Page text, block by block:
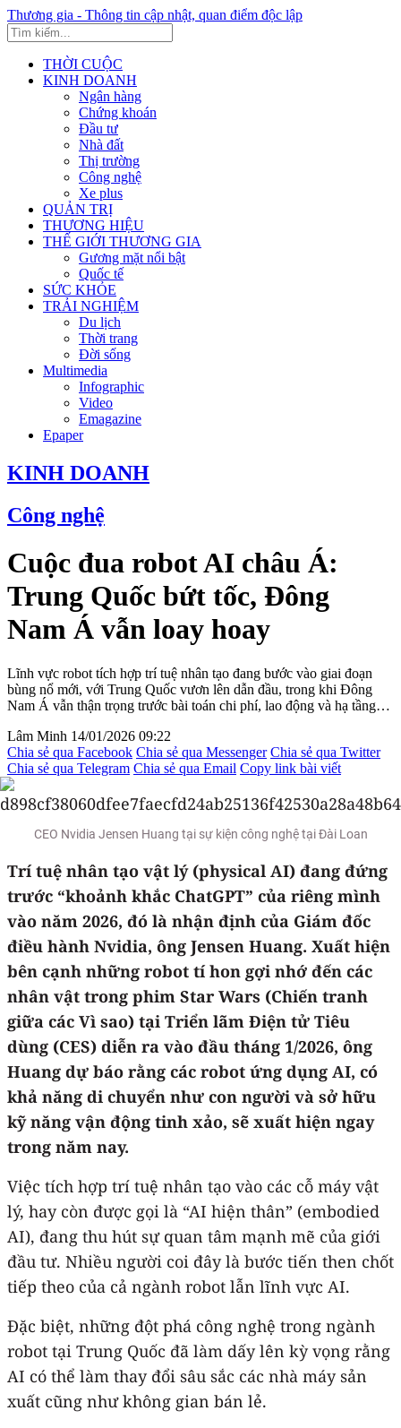
Thương gia - Thông tin cập nhật, quan điểm độc lập
THỜI CUỘC
KINH DOANH
Ngân hàng
Chứng khoán
Đầu tư
Nhà đất
Thị trường
Công nghệ
Xe plus
QUẢN TRỊ
THƯƠNG HIỆU
THẾ GIỚI THƯƠNG GIA
Gương mặt nổi bật
Quốc tế
SỨC KHỎE
TRẢI NGHIỆM
Du lịch
Thời trang
Đời sống
Multimedia
Infographic
Video
Emagazine
Epaper
KINH DOANH
Công nghệ
Cuộc đua robot AI châu Á:
Trung Quốc bứt tốc, Đông
Nam Á vẫn loay hoay
Lĩnh vực robot tích hợp trí tuệ nhân tạo đang bước vào giai đoạn
bùng nổ mới, với Trung Quốc vươn lên dẫn đầu, trong khi Đông
Nam Á vẫn thận trọng trước bài toán chi phí, lao động và hạ tầng…
Lâm Minh 14/01/2026 09:22
Chia sẻ qua Facebook Chia sẻ qua Messenger Chia sẻ qua Twitter
Chia sẻ qua Telegram Chia sẻ qua Email Copy link bài viết
CEO Nvidia Jensen Huang tại sự kiện công nghệ tại Đài Loan
Trí tuệ nhân tạo vật lý (physical AI) đang đứng
trước “khoảnh khắc ChatGPT” của riêng mình
vào năm 2026, đó là nhận định của Giám đốc
điều hành Nvidia, ông Jensen Huang. Xuất hiện
bên cạnh những robot tí hon gợi nhớ đến các
nhân vật trong phim Star Wars (Chiến tranh
giữa các Vì sao) tại Triển lãm Điện tử Tiêu
dùng (CES) diễn ra vào đầu tháng 1/2026, ông
Huang dự báo rằng các robot ứng dụng AI, có
khả năng di chuyển như con người và sở hữu
kỹ năng vận động tinh xảo, sẽ xuất hiện ngay
trong năm nay.
Việc tích hợp trí tuệ nhân tạo vào các cỗ máy vật
lý, hay còn được gọi là “AI hiện thân” (embodied
AI), đang thu hút sự quan tâm mạnh mẽ của giới
đầu tư. Nhiều người coi đây là bước tiến then chốt
tiếp theo của cả ngành robot lẫn lĩnh vực AI.
Đặc biệt, những đột phá công nghệ trong ngành
robot tại Trung Quốc đã làm dấy lên kỳ vọng rằng
AI có thể làm thay đổi sâu sắc các nhà máy sản
xuất cũng như không gian bán lẻ.